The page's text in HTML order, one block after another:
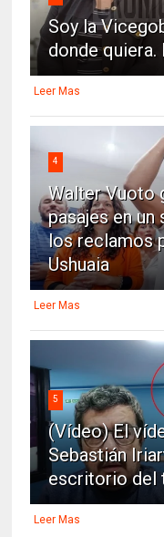
Soy la
donde quiera.
Leer Mas
4
Walter Vuoto
pasajes en
los reclamos
Ushuaia
Leer Mas
5
(Vídeo) El
Sebastián
escritorio del
Leer Mas